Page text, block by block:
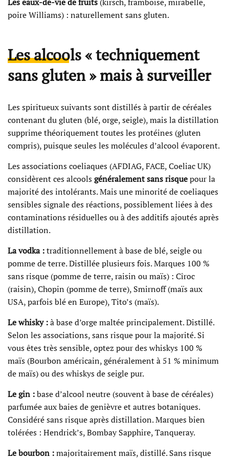
poire Williams) : naturellement sans gluten.
Les alcools « techniquement
sans gluten » mais à surveiller
Les spiritueux suivants sont distillés à partir de céréales
contenant du gluten (blé, orge, seigle), mais la distillation
supprime théoriquement toutes les protéines (gluten
compris), puisque seules les molécules d’alcool évaporent.
Les associations coeliaques (AFDIAG, FACE, Coeliac UK)
considèrent ces alcoolsgénéralement sans risquepour la
majorité des intolérants. Mais une minorité de coeliaques
sensibles signale des réactions, possiblement liées à des
contaminations résiduelles ou à des additifs ajoutés après
distillation.
La vodka :traditionnellement à base de blé, seigle ou
pomme de terre. Distillée plusieurs fois. Marques 100 %
sans risque (pomme de terre, raisin ou maïs) : Cîroc
(raisin), Chopin (pomme de terre), Smirnoff (maïs aux
USA, parfois blé en Europe), Tito’s (maïs).
Le whisky :à base d’orge maltée principalement. Distillé.
Selon les associations, sans risque pour la majorité. Si
vous êtes très sensible, optez pour des whiskys 100 %
maïs (Bourbon américain, généralement à 51 % minimum
de maïs) ou des whiskys de seigle pur.
Le gin :base d’alcool neutre (souvent à base de céréales)
parfumée aux baies de genièvre et autres botaniques.
Considéré sans risque après distillation. Marques bien
tolérées : Hendrick’s, Bombay Sapphire, Tanqueray.
Le bourbon :majoritairement maïs, distillé. Sans risque